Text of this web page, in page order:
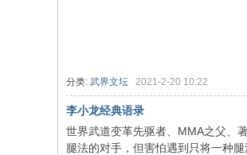
分类: 武界文坛 2021-2-20 10:22
李小龙经典语录
世界武道变革先驱者、MMA之父、
腿法的对手，但害怕遇到只将一种